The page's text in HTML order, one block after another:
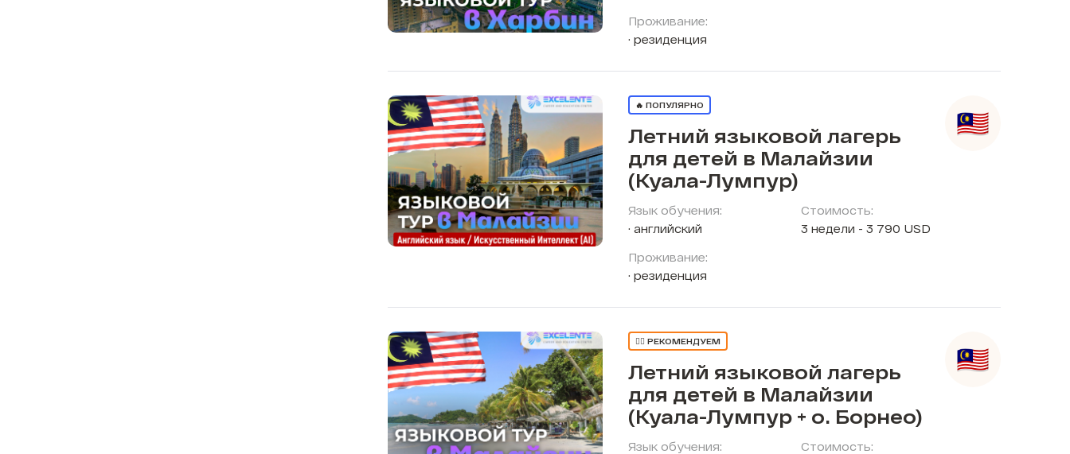
Проживание:
резиденция
🔥 ПОПУЛЯРНО
Летний языковой лагерь
для детей в Малайзии
(Куала-Лумпур)
Язык обучения:
английский
Проживание:
резиденция
Стоимость:
3 недели - 3 790 USD
👍🏼 РЕКОМЕНДУЕМ
Летний языковой лагерь
для детей в Малайзии
(Куала-Лумпур + о. Борнео)
Язык обучения:
Стоимость: